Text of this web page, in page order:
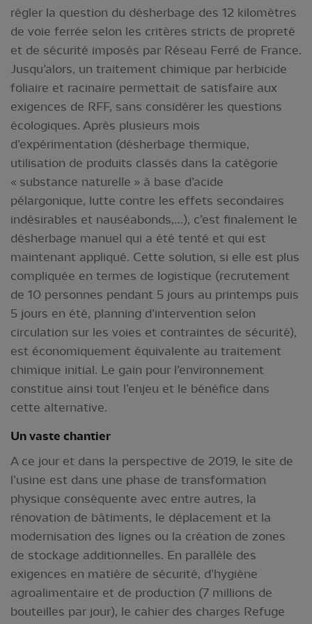
régler la question du désherbage des 12 kilomètres
de voie ferrée selon les critères stricts de propreté
et de sécurité imposés par Réseau Ferré de France.
Jusqu’alors, un traitement chimique par herbicide
foliaire et racinaire permettait de satisfaire aux
exigences de RFF, sans considérer les questions
écologiques. Après plusieurs mois
d’expérimentation (désherbage thermique,
utilisation de produits classés dans la catégorie
« substance naturelle » à base d’acide
pélargonique, lutte contre les effets secondaires
indésirables et nauséabonds,…), c’est finalement le
désherbage manuel qui a été tenté et qui est
maintenant appliqué. Cette solution, si elle est plus
compliquée en termes de logistique (recrutement
de 10 personnes pendant 5 jours au printemps puis
5 jours en été, planning d’intervention selon
circulation sur les voies et contraintes de sécurité),
est économiquement équivalente au traitement
chimique initial. Le gain pour l’environnement
constitue ainsi tout l’enjeu et le bénéfice dans
cette alternative.
Un vaste chantier
A ce jour et dans la perspective de 2019, le site de
l’usine est dans une phase de transformation
physique conséquente avec entre autres, la
rénovation de bâtiments, le déplacement et la
modernisation des lignes ou la création de zones
de stockage additionnelles. En parallèle des
exigences en matière de sécurité, d’hygiène
agroalimentaire et de production (7 millions de
bouteilles par jour), le cahier des charges Refuge